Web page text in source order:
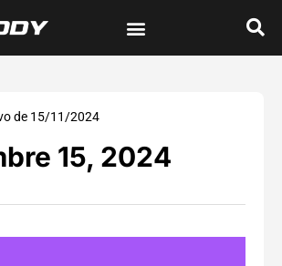
de 15/11/2024
15, 2024